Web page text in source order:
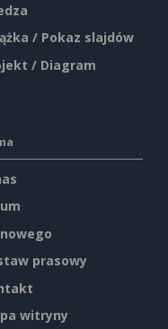
/ Pokaz slajdów
/ Diagram
prasowy
witryny